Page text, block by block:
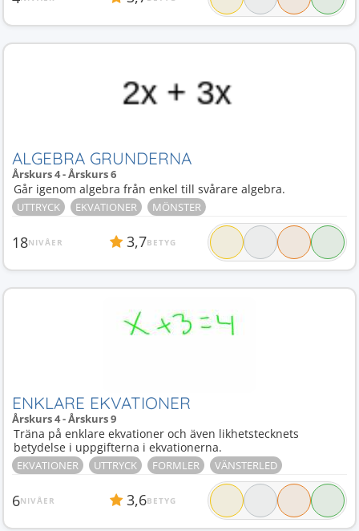
ALGEBRA GRUNDERNA
Årskurs 4 - Årskurs 6
Går igenom algebra från enkel till svårare algebra.
UTTRYCK EKVATIONER MÖNSTER
18NIVÅER 3,7BETYG
ENKLARE EKVATIONER
Årskurs 4 - Årskurs 9
Träna på enklare ekvationer och även likhetstecknets
betydelse i uppgifterna i ekvationerna.
EKVATIONER UTTRYCK FORMLER VÄNSTERLED
6NIVÅER 3,6BETYG